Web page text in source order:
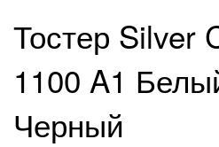
Тостер Silver
1100 A1
Черный